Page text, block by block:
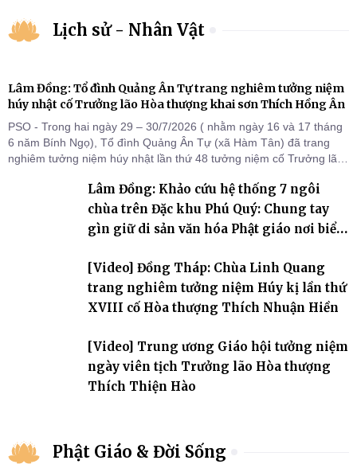
Lịch sử - Nhân Vật
Lâm Đồng: Tổ đình Quảng Ân Tự trang nghiêm tưởng niệm
húy nhật cố Trưởng lão Hòa thượng khai sơn Thích Hồng Ân
PSO - Trong hai ngày 29 – 30/7/2026 ( nhằm ngày 16 và 17 tháng
6 năm Bính Ngọ), Tổ đình Quảng Ân Tự (xã Hàm Tân) đã trang
nghiêm tưởng niệm húy nhật lần thứ 48 tưởng niệm cố Trưởng lão
Chư Tôn đức Tăng Ni, môn đồ pháp quyến cùng đông đảo thiện tín
Phật tử đã đồng vân tập về đạo tràng, th
Lâm Đồng: Khảo cứu hệ thống 7 ngôi
chùa trên Đặc khu Phú Quý: Chung tay
gìn giữ di sản văn hóa Phật giáo nơi biển
[Video] Đồng Tháp: Chùa Linh Quang
trang nghiêm tưởng niệm Húy kị lần thứ
XVIII cố Hòa thượng Thích Nhuận Hiền
[Video] Trung ương Giáo hội tưởng niệm
ngày viên tịch Trưởng lão Hòa thượng
Thích Thiện Hào
Phật Giáo & Đời Sống